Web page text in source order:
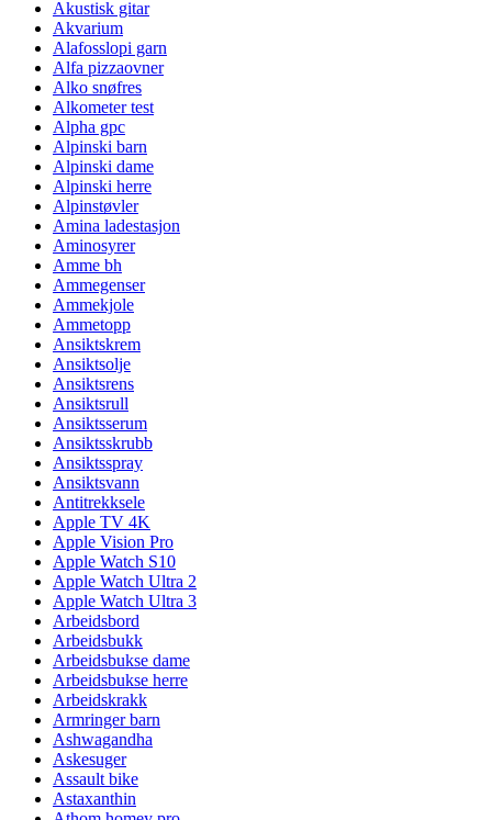
Akustisk gitar
Akvarium
Alafosslopi garn
Alfa pizzaovner
Alko snøfres
Alkometer test
Alpha gpc
Alpinski barn
Alpinski dame
Alpinski herre
Alpinstøvler
Amina ladestasjon
Aminosyrer
Amme bh
Ammegenser
Ammekjole
Ammetopp
Ansiktskrem
Ansiktsolje
Ansiktsrens
Ansiktsrull
Ansiktsserum
Ansiktsskrubb
Ansiktsspray
Ansiktsvann
Antitrekksele
Apple TV 4K
Apple Vision Pro
Apple Watch S10
Apple Watch Ultra 2
Apple Watch Ultra 3
Arbeidsbord
Arbeidsbukk
Arbeidsbukse dame
Arbeidsbukse herre
Arbeidskrakk
Armringer barn
Ashwagandha
Askesuger
Assault bike
Astaxanthin